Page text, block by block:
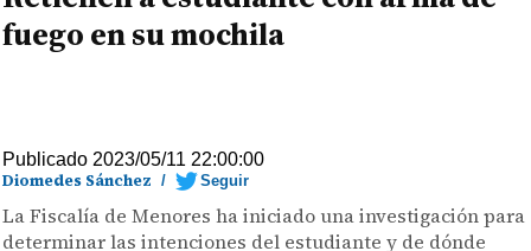
fuego en su mochila
Publicado 2023/05/11 22:00:00
Diomedes Sánchez / Seguir
La Fiscalía de Menores ha iniciado una investigación para
determinar las intenciones del estudiante y de dónde